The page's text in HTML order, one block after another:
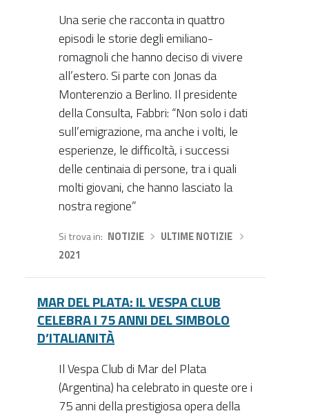
Una serie che racconta in quattro
episodi le storie degli emiliano-
romagnoli che hanno deciso di vivere
all’estero. Si parte con Jonas da
Monterenzio a Berlino. Il presidente
della Consulta, Fabbri: “Non solo i dati
sull’emigrazione, ma anche i volti, le
esperienze, le difficoltà, i successi
delle centinaia di persone, tra i quali
molti giovani, che hanno lasciato la
nostra regione”
Si trova in NOTIZIE› ULTIME NOTIZIE
2021
MAR DEL PLATA: IL VESPA CLUB
CELEBRA I 75 ANNI DEL SIMBOLO
D’ITALIANITÀ
Il Vespa Club di Mar del Plata
(Argentina) ha celebrato in queste ore i
75 anni della prestigiosa opera della